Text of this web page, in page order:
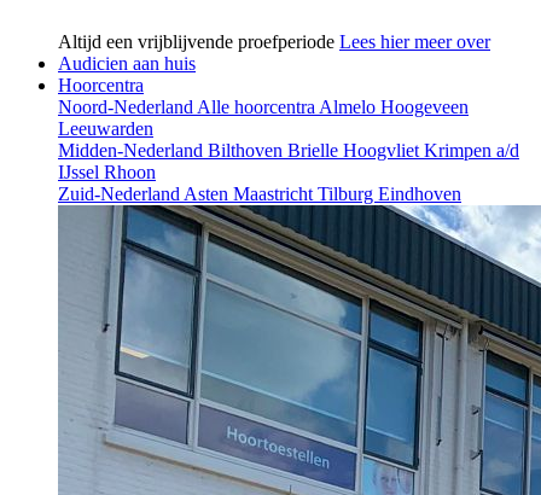
Altijd een vrijblijvende proefperiode Lees hier meer over
Audicien aan huis
Hoorcentra
Noord-Nederland Alle hoorcentra Almelo Hoogeveen
Leeuwarden
Midden-Nederland Bilthoven Brielle Hoogvliet Krimpen a/d
IJssel Rhoon
Zuid-Nederland Asten Maastricht Tilburg Eindhoven